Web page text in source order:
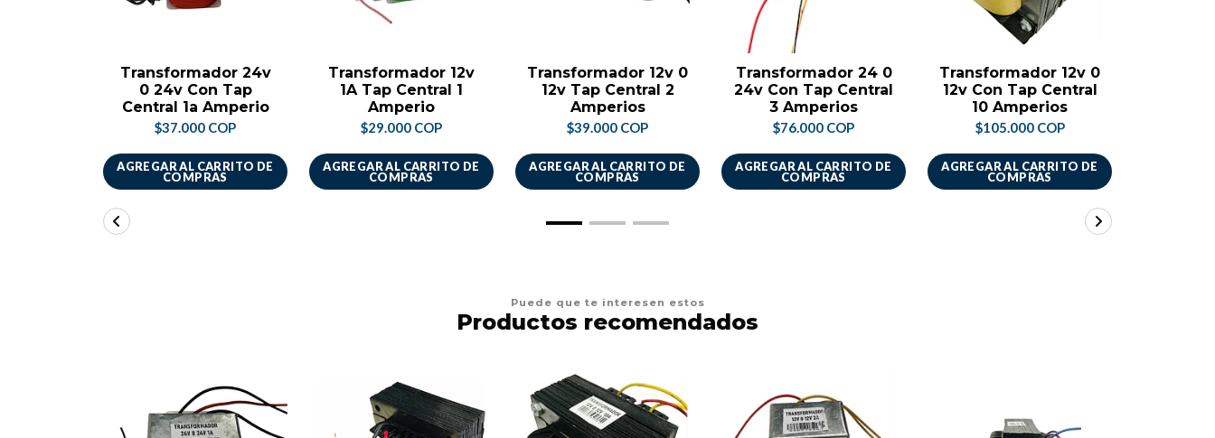
Transformador 24v
0 24v Con Tap
Central 1a Amperio
$37.000 COP
AGREGAR AL CARRITO DE
COMPRAS
Transformador 12v
1A Tap Central 1
Amperio
$29.000 COP
AGREGAR AL CARRITO DE
COMPRAS
Transformador 12v 0
12v Tap Central 2
Amperios
$39.000 COP
AGREGAR AL CARRITO DE
COMPRAS
Transformador 24 0
24v Con Tap Central
3 Amperios
$76.000 COP
AGREGAR AL CARRITO DE
COMPRAS
Transformador 12v 0
12v Con Tap Central
10 Amperios
$105.000 COP
AGREGAR AL CARRITO DE
COMPRAS
Puede que te interesen estos
Productos recomendados